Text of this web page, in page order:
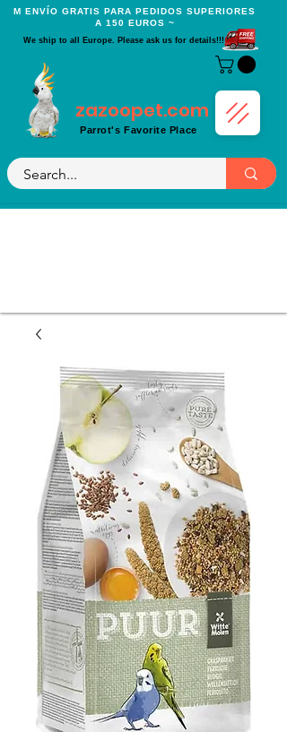
Μ ENVÍO GRATIS PARA PEDIDOS SUPERIORES
A 150 EUROS ~
We ship to all Europe. Please ask us for details!!!
zazoopet.com
Parrot's Favorite Place